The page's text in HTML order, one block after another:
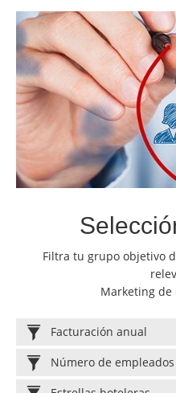
Filtra tu grupo objetivo
Marketing de
Facturación anual
Número de empleados